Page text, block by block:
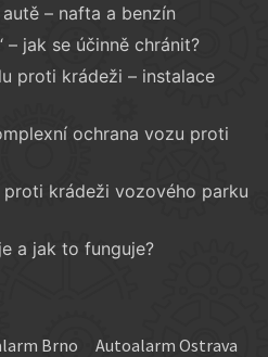
– nafta a benzín
– jak se účinně chránit?
proti krádeži – instalace
ochrana vozu proti
krádeži vozového parku
a jak to funguje?
Brno
Autoalarm Ostrava